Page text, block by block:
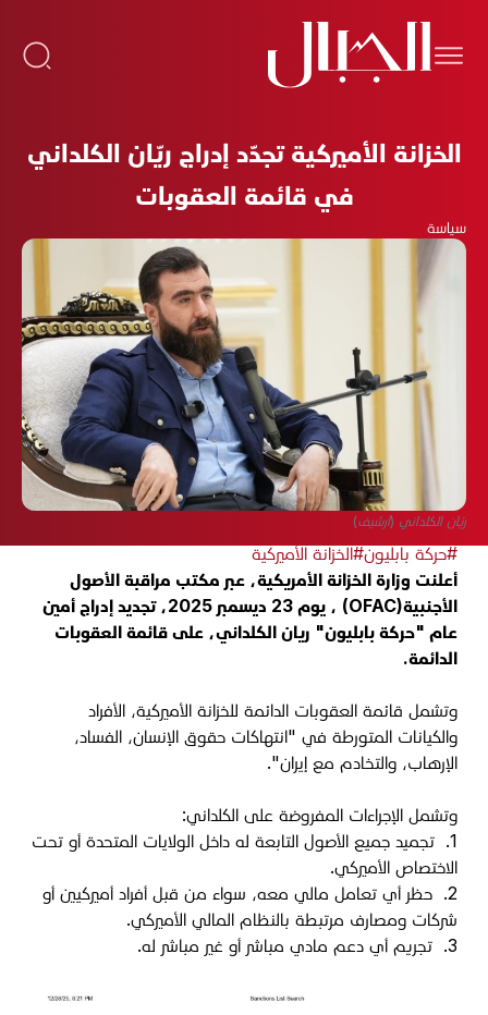
الخزانة الأميركية تجدّد إدراج ريّان الكلداني
في قائمة العقوبات
سياسة
ريّان الكلداني (أرشيف)
#حركة بابليون#الخزانة الأميركية
أعلنت وزارة الخزانة الأمريكية، عبر مكتب مراقبة الأصول
الأجنبية(OFAC)
، يوم 23 ديسمبر 2025، تجديد إدراج أمين
عام "حركة بابليون" ريان الكلداني، على قائمة العقوبات
الدائمة.
وتشمل قائمة العقوبات الدائمة للخزانة الأميركية، الأفراد
والكيانات المتورطة في "انتهاكات حقوق الإنسان، الفساد،
الإرهاب، والتخادم مع إيران".
وتشمل الإجراءات المفروضة على الكلداني:
1.
تجميد جميع الأصول التابعة له داخل الولايات المتحدة أو تحت
الاختصاص الأميركي.
2.
حظر أي تعامل مالي معه، سواء من قبل أفراد أميركيين أو
شركات ومصارف مرتبطة بالنظام المالي الأميركي.
3.
تجريم أي دعم مادي مباشر أو غير مباشر له.